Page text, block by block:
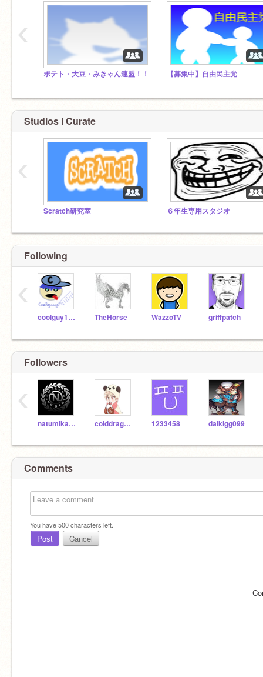
ポテト・大豆・みきゃん連盟！！ 【募集中】自由民主党
‹
Studios I Curate
Scratch研究室 ６年生専用スタジオ
‹
Following
coolguy11111111 TheHorse WazzoTV griffpatch
‹
Followers
natumikann1210 colddragon2 1233458 daikigg099
‹
Comments
You have500characters left.
Post Cancel